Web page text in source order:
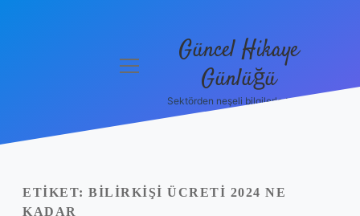
Yasal Uyarı
menüyü
Güncel Hikaye
Günlüğü
Sektörden neşeli bilgilerle tanış!
ETIKET: BILIRKIŞI ÜCRETI 2024 NE
KADAR